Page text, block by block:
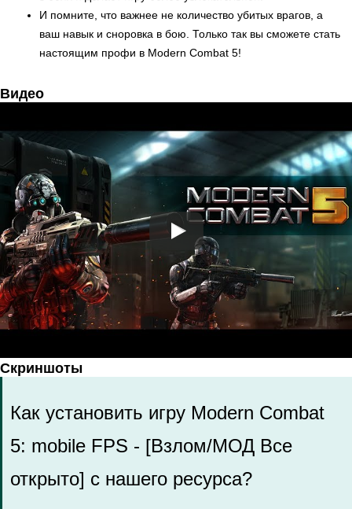
И помните, что важнее не количество убитых врагов, а
ваш навык и сноровка в бою. Только так вы сможете стать
настоящим профи в Modern Combat 5!
Видео
Скриншоты
Как установить игру Modern Combat
5: mobile FPS - [Взлом/МОД Все
открыто] с нашего ресурса?